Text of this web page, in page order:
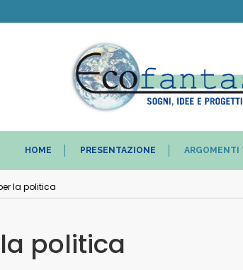
HOME PRESENTAZIONE ARGOMENTI
la politica
politica